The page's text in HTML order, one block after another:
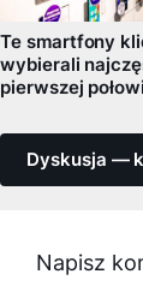
Te smartfony
wybierali
pierwszej
Dyskusja —
Napisz